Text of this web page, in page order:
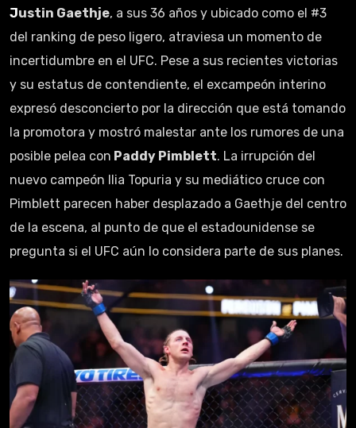
Justin Gaethje, a sus 36 años y ubicado como el #3
del ranking de peso ligero, atraviesa un momento de
incertidumbre en el UFC. Pese a sus recientes victorias
y su estatus de contendiente, el excampeón interino
expresó desconcierto por la dirección que está tomando
la promotora y mostró malestar ante los rumores de una
posible pelea con Paddy Pimblett. La irrupción del
nuevo campeón Ilia Topuria y su mediático cruce con
Pimblett parecen haber desplazado a Gaethje del centro
de la escena, al punto de que el estadounidense se
pregunta si el UFC aún lo considera parte de sus planes.